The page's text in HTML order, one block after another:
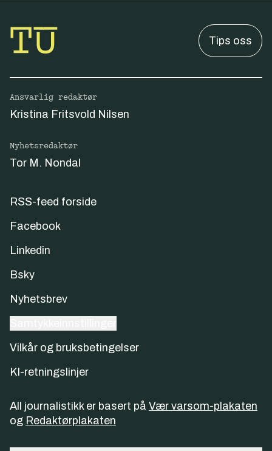
Tips oss
Ansvarlig redaktør
Kristina Fritsvold Nilsen
Nyhetsredaktør
Tor M. Nondal
RSS-feed forside
Facebook
Linkedin
Bsky
Nyhetsbrev
Vilkår og bruksbetingelser
KI-retningslinjer
All journalistikk er basert på Vær varsom-plakaten
og Redaktørplakaten